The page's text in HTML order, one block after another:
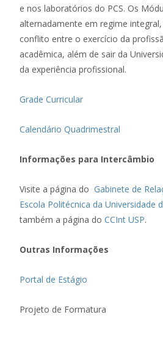
e nos laboratórios do PCS. Os
alternadamente em regime
conflito entre o exercício da
acadêmica, além de sair da
da experiência profissional.
Grade Curricular
Calendário Quadrimestral
Informações para Intercâmbio
Visite a página do Gabinete de
Escola Politécnica da Universidade
também a página do CCInt USP.
Outras Informações
Portal de Estágio
Projeto de Formatura